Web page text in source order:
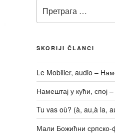
за:
SKORIJI ČLANCI
Le Mobilier, audio –
Намештај у кући, спој
Tu vas où? (à, au,à la,
Мали Божићни српско-